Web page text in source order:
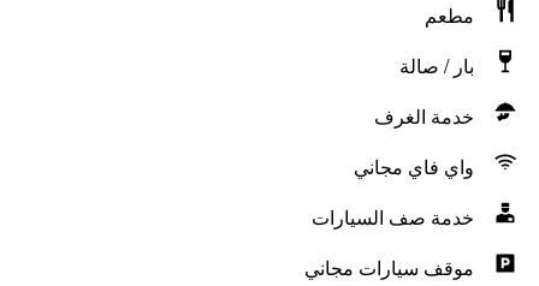
مطعم
بار / صالة
خدمة الغرف
واي فاي مجاني
خدمة صف السيارات
موقف سيارات مجاني